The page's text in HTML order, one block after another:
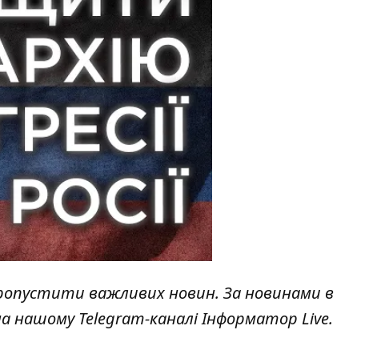
важливих новин. За новинами в
нашому Telegram-каналіІнформатор Live.